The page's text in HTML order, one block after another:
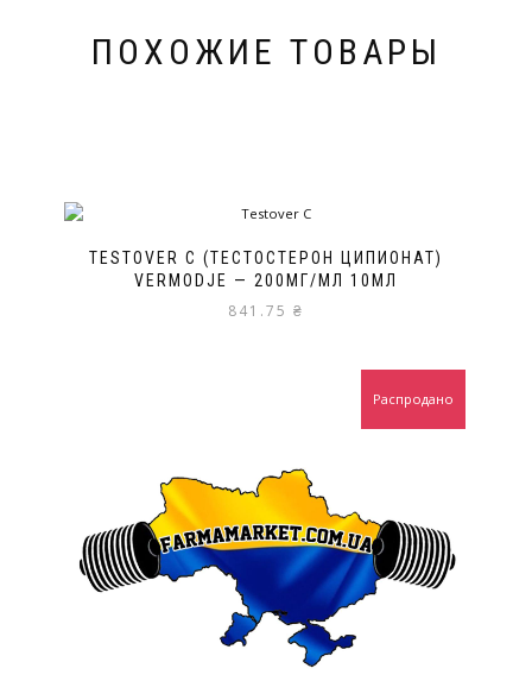
ПОХОЖИЕ ТОВАРЫ
TESTOVER C (ТЕСТОСТЕРОН ЦИПИОНАТ)
VERMODJE — 200МГ/МЛ 10МЛ
841.75 ₴
Распродано